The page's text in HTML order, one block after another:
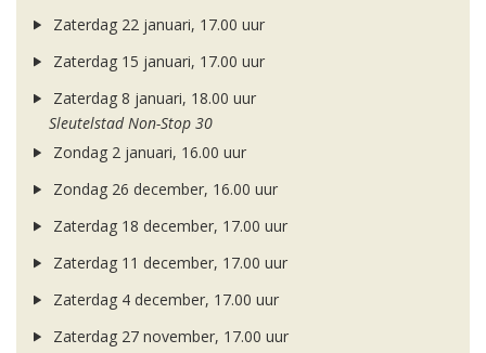
Zaterdag 22 januari, 17.00 uur
Zaterdag 15 januari, 17.00 uur
Zaterdag 8 januari, 18.00 uur
Sleutelstad Non-Stop 30
Zondag 2 januari, 16.00 uur
Zondag 26 december, 16.00 uur
Zaterdag 18 december, 17.00 uur
Zaterdag 11 december, 17.00 uur
Zaterdag 4 december, 17.00 uur
Zaterdag 27 november, 17.00 uur